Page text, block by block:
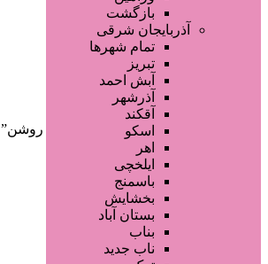
بازگشت
آذربایجان شرقی
تمام شهر‌ها
تبریز
آبش احمد
آذرشهر
آقکند
اسکو
اهر
ایلخچی
باسمنج
بخشایش
بستان آباد
بناب
ناب جدید
دسته‌بندی‌ها
/ محصولات برچسب خورده “مینا روشن”